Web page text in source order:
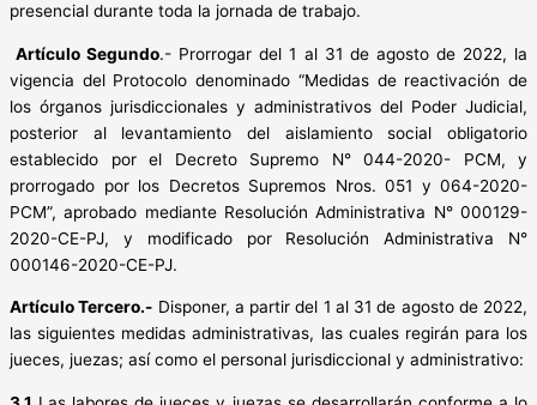
presencial durante toda la jornada de trabajo.
Artículo Segundo.- Prorrogar del 1 al 31 de agosto de 2022, la
vigencia del Protocolo denominado “Medidas de reactivación de
los órganos jurisdiccionales y administrativos del Poder Judicial,
posterior al levantamiento del aislamiento social obligatorio
establecido por el Decreto Supremo N° 044-2020- PCM, y
prorrogado por los Decretos Supremos Nros. 051 y 064-2020-
PCM”, aprobado mediante Resolución Administrativa N° 000129-
2020-CE-PJ, y modificado por Resolución Administrativa N°
000146-2020-CE-PJ.
Artículo Tercero.- Disponer, a partir del 1 al 31 de agosto de 2022,
las siguientes medidas administrativas, las cuales regirán para los
jueces, juezas; así como el personal jurisdiccional y administrativo: